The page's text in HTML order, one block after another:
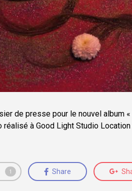
de presse pour le nouvel album
réalisé à Good Light Studio
1 Share